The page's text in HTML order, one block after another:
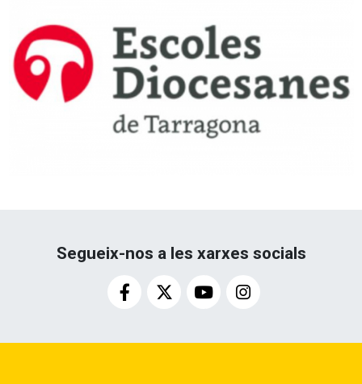
Segueix-nos a les xarxes socials